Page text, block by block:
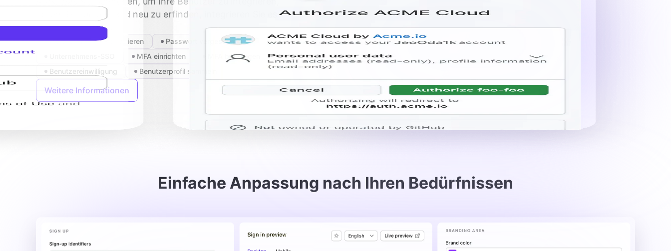
hören Sie auf, das Rad neu zu erfinden, integrieren Sie es
jetzt mit Ihrer App.
Anmelden Registrieren
Passwort vergessen
MFA einrichten
MFA bestätigen
Benutzereinwilligung
Benutzerprofil sammeln
Weitere Informationen
Einfache Anpassung nach Ihren Bedürfnissen